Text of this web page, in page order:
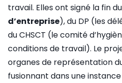
travail. Elles ont signé la fin
d’entreprise), du DP (les
du CHSCT (le comité
conditions de travail). Le
organes de représentation
fusionnant dans une